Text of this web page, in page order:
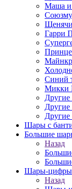
Маша и
Гарри
Синий
Микки
Шары с
Большие
Назад
Шары-цифры
Назад